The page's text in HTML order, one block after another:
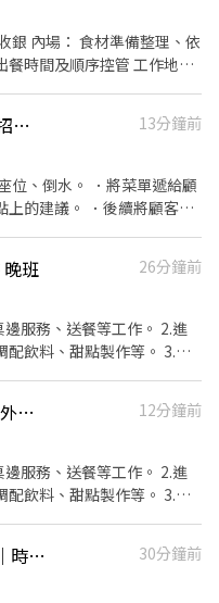
場－餐廚助手 基本工作：
擺盤、麵手、順麵 燒鳥區備
作切肉機及刀具） 洗碗、清
： 6. 每日食材叫貨 7. 主管
班（內
18:00–22:30 全日班（內外
，確切上班時間由店主管
康與安全，報到時需要附上
〝 面試前，先
的人，一定也會喜歡我們的
KeGYwd 歡迎加入
、依
及順序控管 工作地點
補助 4.享三節獎金 5.享業績
出勤享雙倍薪資 8.彈性排
快、薪資多 10.工作環境氣
作及管理經驗，能配合大量
日本第一連鎖 鳥貴族 att店 人力招募中！！！
13分鐘前
位、倒水。 ．將菜單遞給顧
的建議。 ．後續將顧客點
擔任廚師的助手，處理烹飪
務。 ．負責洗、剝、削、
和餐具。 ．準備不同餐點
重量。 ．負責擺盤、打包
晚班
26分鐘前
服務、送餐等工作。 2.進
飲料、甜點製作等。 3.於
【北村豆腐家】信義時代店-假日外場計時
12分鐘前
服務、送餐等工作。 2.進
飲料、甜點製作等。 3.於
信義區打工首選【信義躍薪計畫｜時薪最高250元】｜阿爾法多品牌聯合招募餐飲夥伴
30分鐘前